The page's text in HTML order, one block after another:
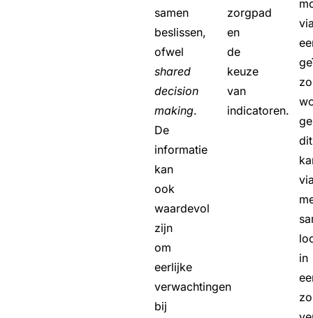
samen
beslissen,
ofwel
shared
decision
making.
De
informatie
kan
ook
waardevol
zijn
om
eerlijke
verwachtingen
bij
zorgpad
en
de
keuze
van
indicatoren.
dit
in